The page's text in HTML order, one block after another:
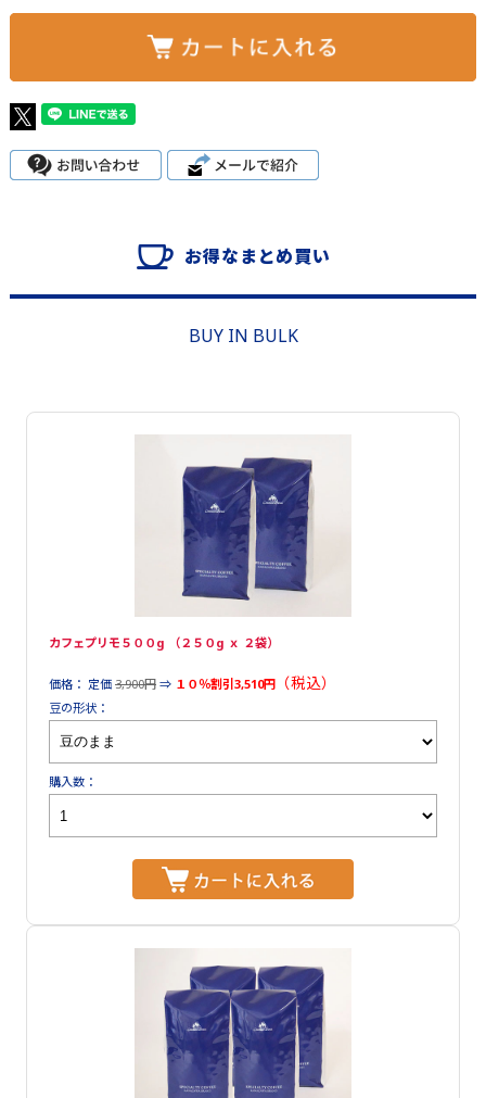
お得なまとめ買い
BUY IN BULK
カフェプリモ５００g （２５０g ｘ ２袋）
価格： 定価 3,900円 ⇒ １０％割引3,510円 （税込）
豆の形状：
購入数：